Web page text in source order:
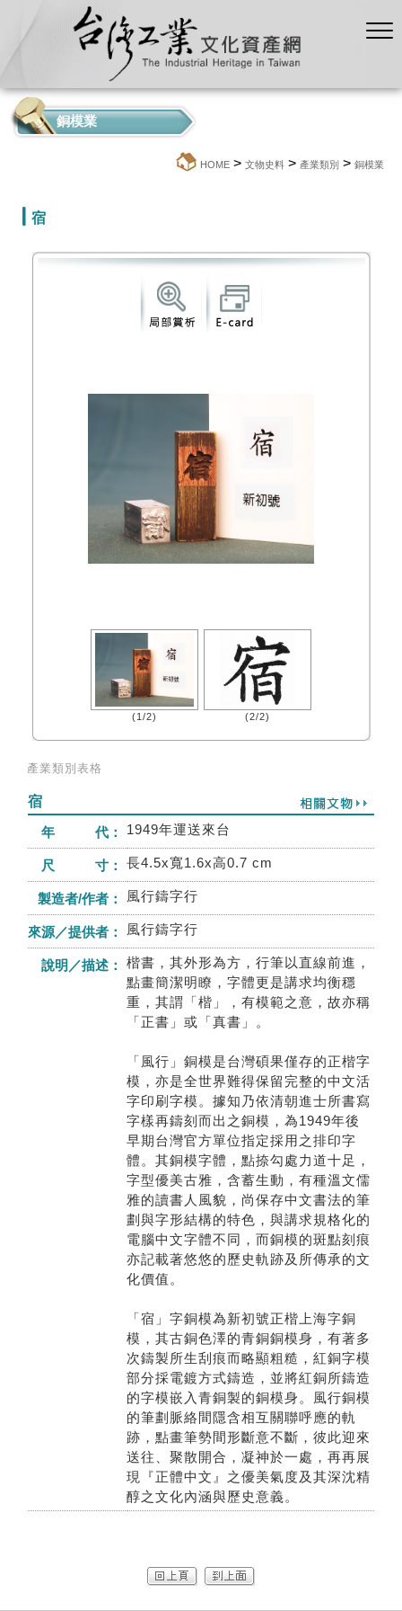
銅模業
HOME > 文物史料 > 產業類別 > 銅模業
宿
(1/2) (2/2)
產業類別表格
宿
年 代：
1949年運送來台
尺 寸： 長4.5x寬1.6x高0.7 cm
製造者/作者： 風行鑄字行
來源／提供者： 風行鑄字行
說明／描述：
楷書，其外形為方，行筆以直線前進，
點畫簡潔明瞭，字體更是講求均衡穩
重，其謂「楷」，有模範之意，故亦稱
「正書」或「真書」。
「風行」銅模是台灣碩果僅存的正楷字
模，亦是全世界難得保留完整的中文活
字印刷字模。據知乃依清朝進士所書寫
字樣再鑄刻而出之銅模，為1949年後
早期台灣官方單位指定採用之排印字
體。其銅模字體，點捺勾處力道十足，
字型優美古雅，含蓄生動，有種溫文儒
雅的讀書人風貌，尚保存中文書法的筆
劃與字形結構的特色，與講求規格化的
電腦中文字體不同，而銅模的斑點刻痕
亦記載著悠悠的歷史軌跡及所傳承的文
化價值。
「宿」字銅模為新初號正楷上海字銅
模，其古銅色澤的青銅銅模身，有著多
次鑄製所生刮痕而略顯粗糙，紅銅字模
部分採電鍍方式鑄造，並將紅銅所鑄造
的字模嵌入青銅製的銅模身。風行銅模
的筆劃脈絡間隱含相互關聯呼應的軌
跡，點畫筆勢間形斷意不斷，彼此迎來
送往、聚散開合，凝神於一處，再再展
現『正體中文』之優美氣度及其深沈精
醇之文化內涵與歷史意義。